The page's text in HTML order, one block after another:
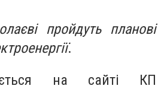
пройдуть планові
.
на сайті КП